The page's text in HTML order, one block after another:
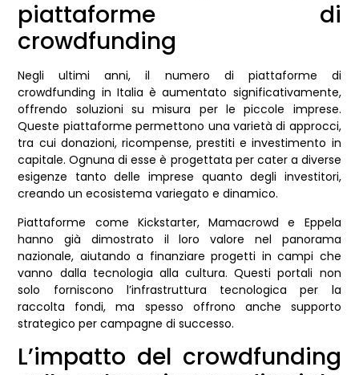
piattaforme di
crowdfunding
Negli ultimi anni, il numero di piattaforme di
crowdfunding in Italia è aumentato significativamente,
offrendo soluzioni su misura per le piccole imprese.
Queste piattaforme permettono una varietà di approcci,
tra cui donazioni, ricompense, prestiti e investimento in
capitale. Ognuna di esse è progettata per cater a diverse
esigenze tanto delle imprese quanto degli investitori,
creando un ecosistema variegato e dinamico.
Piattaforme come Kickstarter, Mamacrowd e Eppela
hanno già dimostrato il loro valore nel panorama
nazionale, aiutando a finanziare progetti in campi che
vanno dalla tecnologia alla cultura. Questi portali non
solo forniscono l’infrastruttura tecnologica per la
raccolta fondi, ma spesso offrono anche supporto
strategico per campagne di successo.
L’impatto del crowdfunding